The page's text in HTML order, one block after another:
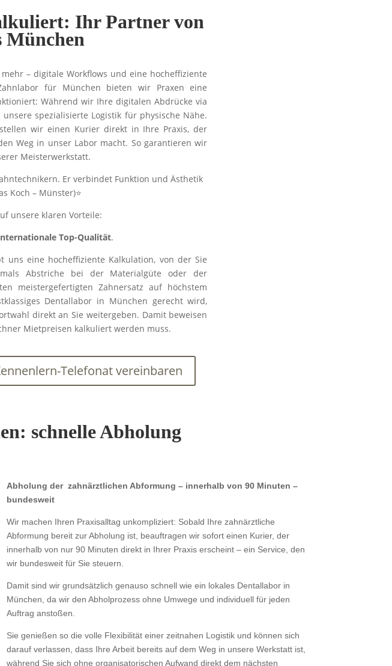
Ihr Partner von
München
– digitale Workflows und eine hocheffiziente
für München bieten wir Praxen eine
Während wir Ihre digitalen Abdrücke via
spezialisierte Logistik für physische Nähe.
wir einen Kurier direkt in Ihre Praxis, der
Weg in unser Labor macht. So garantieren wir
Meisterwerkstatt.
Er verbindet Funktion und Ästhetik
Koch – Münster)⭐
unsere klaren Vorteile:
Top-Qualität.
eine hocheffiziente Kalkulation, von der Sie
Abstriche bei der Materialgüte oder der
meistergefertigten Zahnersatz auf höchstem
Dentallabor in München gerecht wird,
direkt an Sie weitergeben. Damit beweisen
Mietpreisen kalkuliert werden muss.
Telefonat vereinbaren
schnelle Abholung
Abholung der zahnärztlichen Abformung – innerhalb von 90 Minuten –
bundesweit
Wir machen Ihren Praxisalltag unkompliziert: Sobald Ihre zahnärztliche
Abformung bereit zur Abholung ist, beauftragen wir sofort einen Kurier, der
innerhalb von nur 90 Minuten direkt in Ihrer Praxis erscheint – ein Service, den
wir bundesweit für Sie steuern.
Damit sind wir grundsätzlich genauso schnell wie ein lokales Dentallabor in
München, da wir den Abholprozess ohne Umwege und individuell für jeden
Auftrag anstoßen.
Sie genießen so die volle Flexibilität einer zeitnahen Logistik und können sich
darauf verlassen, dass Ihre Arbeit bereits auf dem Weg in unsere Werkstatt ist,
während Sie sich ohne organisatorischen Aufwand direkt dem nächsten